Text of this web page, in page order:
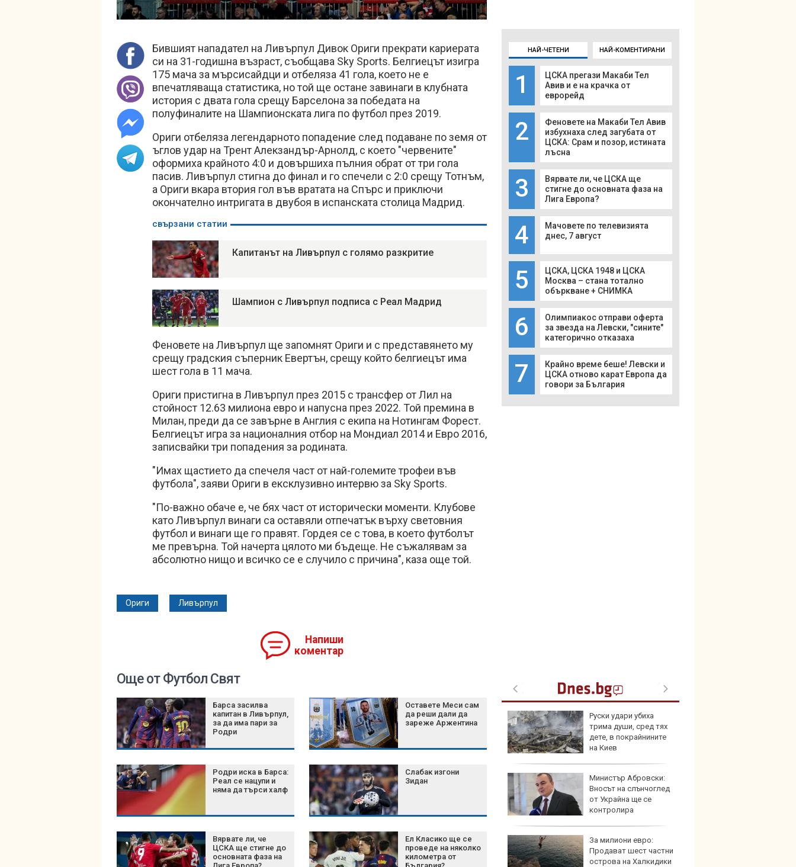
Бившият нападател на Ливърпул Дивок Ориги прекрати кариерата
си на 31-годишна възраст, съобщава Sky Sports. Белгиецът изигра
175 мача за мърсисайдци и отбеляза 41 гола, което не е
впечатляваща статистика, но той ще остане завинаги в клубната
история с двата гола срещу Барселона за победата на
полуфиналите на Шампионската лига по футбол през 2019.
Ориги отбеляза легендарното попадение след подаване по земя от
ъглов удар на Трент Алекзандър-Арнолд, с което "червените"
оформиха крайното 4:0 и довършиха пълния обрат от три гола
пасив. Ливърпул стигна до финал и го спечели с 2:0 срещу Тотнъм,
а Ориги вкара втория гол във вратата на Спърс и приключи
окончателно интригата в двубоя в испанската столица Мадрид.
свързани статии
Капитанът на Ливърпул с голямо разкритие
Шампион с Ливърпул подписа с Реал Мадрид
Феновете на Ливърпул ще запомнят Ориги и с представянето му
срещу градския съперник Евертън, срещу който белгиецът има
шест гола в 11 мача.
Ориги пристигна в Ливърпул през 2015 с трансфер от Лил на
стойност 12.63 милиона евро и напусна през 2022. Той премина в
Милан, преди да се завърне в Англия с екипа на Нотингам Форест.
Белгиецът игра за националния отбор на Мондиал 2014 и Евро 2016,
записвайки три попадения за родината.
"Имах щастието да спечеля част от най-големите трофеи във
футбола", заяви Ориги в ексклузивно интервю за Sky Sports.
"По-важно обаче е, че бях част от исторически моменти. Клубове
като Ливърпул винаги са оставяли отпечатък върху световния
футбол и винаги ще го правят. Гордея се с това, в което футболът
ме превърна. Той начерта цялото ми бъдеще. Не съжалявам за
абсолютно нищо и всичко се е случило с причина", каза още той.
Ориги Ливърпул
Напиши
коментар
НАЙ-ЧЕТЕНИ НАЙ-КОМЕНТИРАНИ
1
ЦСКА прегази Макаби Тел
Авив и е на крачка от
еврорейд
2
Феновете на Макаби Тел Авив
избухнаха след загубата от
ЦСКА: Срам и позор, истината
лъсна
3
Вярвате ли, че ЦСКА ще
стигне до основната фаза на
Лига Европа?
4
Мачовете по телевизията
днес, 7 август
5
ЦСКА, ЦСКА 1948 и ЦСКА
Москва – стана тотално
объркване + СНИМКА
6
Олимпиакос отправи оферта
за звезда на Левски, "сините"
категорично отказаха
7
Крайно време беше! Левски и
ЦСКА отново карат Европа да
говори за България
Още от Футбол Свят
Барса засилва
капитан в Ливърпул,
за да има пари за
Родри
Оставете Меси сам
да реши дали да
зареже Аржентина
Родри иска в Барса:
Реал се нацупи и
няма да търси халф
Слабак изгони
Зидан
Вярвате ли, че
ЦСКА ще стигне до
основната фаза на
Ел Класико ще се
проведе на няколко
километра от
Главчев отрече да
проверява
работа като служебен
Рецепта за пълнени
Какво знаем за езика
на птиците и
поведението им в
Руски удари убиха
трима души, сред тях
дете, в покрайнините
на Киев
Министър Абровски:
Вносът на слънчоглед
от Украйна ще се
контролира
За милиони евро:
Продават шест частни
острова на Халкидики